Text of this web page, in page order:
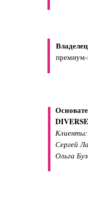
DIVERSE
Сергей
Ольга